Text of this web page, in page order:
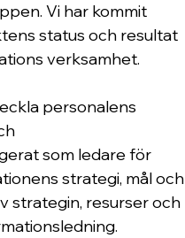
Vi har kommit
status och resultat
verksamhet.
personalens
som ledare för
strategi, mål och
strategin, resurser och
informationsledning.